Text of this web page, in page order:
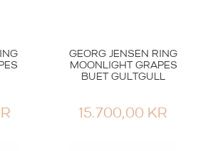
TIL
GEORG JENSEN RING
OFFSPRING SØLV
GEORG JENSEN RING
MOONLIGHT GRAPES
BUET GULTGULL
15.700,00 KR